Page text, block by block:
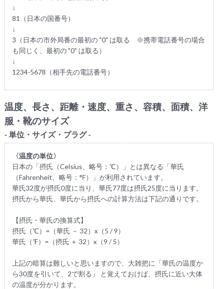
↓
81（日本の国番号）
↓
3（日本の市外局番の最初の "0" は取る ※携帯電話番号の場合
も同じく、最初の "0" は取る）
↓
1234-5678（相手先の電話番号）
温度、長さ、距離・速度、重さ、容積、面積、洋
服・靴のサイズ
- 単位・サイズ・プラグ -
〈温度の単位〉
日本の「摂氏（Celsius、略号：℃）」とは異なる「華氏
（Fahrenheit、略号：°F）」が利用されています。
華氏32度が摂氏0度に当り、華氏77度は摂氏25度に当ります。
摂氏から華氏、華氏から摂氏への計算方法は下記の通りです。
【摂氏・華氏の換算式】
摂氏（℃）=（華氏 － 32）x（5 / 9）
華氏（℉）=（摂氏 ＋ 32）x（9 / 5）
上記の暗算は難しいと思いますので、大雑把に「華氏の温度か
ら30度を引いて、2で割る」 と覚えておけば、摂氏に近い大体
の温度が分かります。